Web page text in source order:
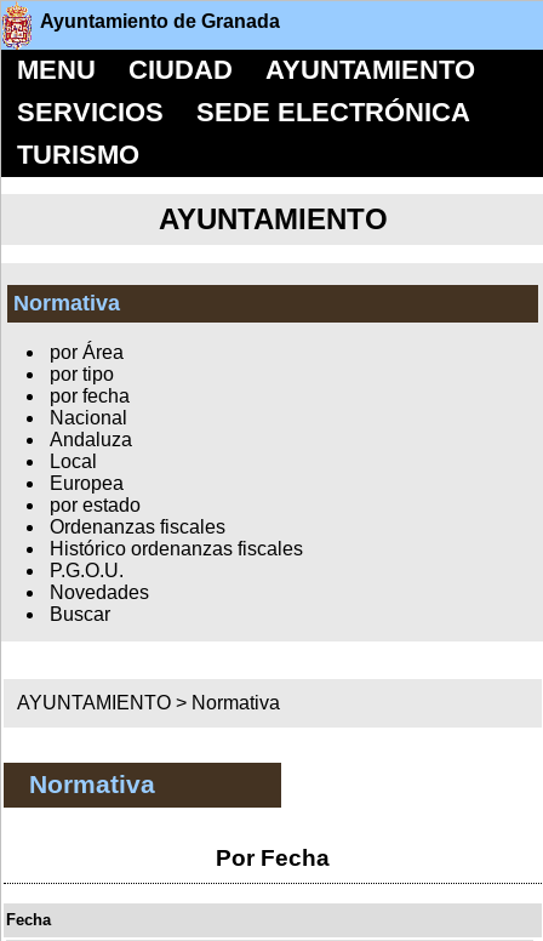
Ayuntamiento de Granada
MENU CIUDAD
AYUNTAMIENTO
SERVICIOS
SEDE ELECTRÓNICA
TURISMO
AYUNTAMIENTO
Normativa
por Área
por tipo
por fecha
Nacional
Andaluza
Local
Europea
por estado
Ordenanzas fiscales
Histórico ordenanzas fiscales
P.G.O.U.
Novedades
Buscar
AYUNTAMIENTO > Normativa
Normativa
Por Fecha
Fecha